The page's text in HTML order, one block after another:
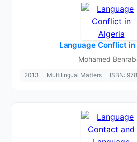
Language Conflict in
Mohamed
2013 Multilingual Matters ISBN: